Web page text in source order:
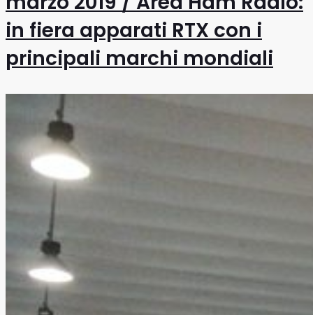
in fiera apparati RTX con i
principali marchi mondiali